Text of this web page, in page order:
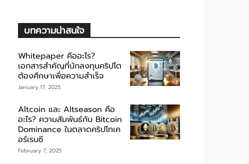
บทความน่าสนใจ
Whitepaper คืออะไร?
เอกสารสำคัญที่นักลงทุนคริปโต
ต้องศึกษาเพื่อความสำเร็จ
January 17, 2025
Altcoin และ Altseason คือ
อะไร? ความสัมพันธ์กับ Bitcoin
Dominance ในตลาดคริปโทเค
อร์เรนซี
February 7, 2025